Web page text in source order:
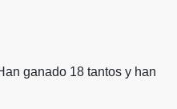
ganado 18 tantos y han